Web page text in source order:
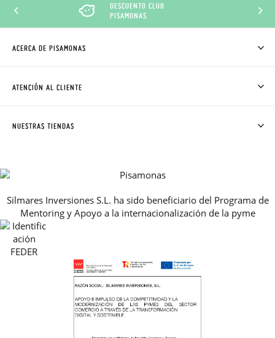
DESCUENTO CLUB
PISAMONAS
ACERCA DE PISAMONAS
CÓMO COMPRAR
AVISO LEGAL, PRIVACIDAD Y COOKIES
GUIA DE TALLAS
REBAJAS
ATENCIÓN AL CLIENTE
NUESTRAS TIENDAS
Silmares Inversiones S.L. ha sido beneficiario del Programa de
Mentoring y Apoyo a la internacionalización de la pyme